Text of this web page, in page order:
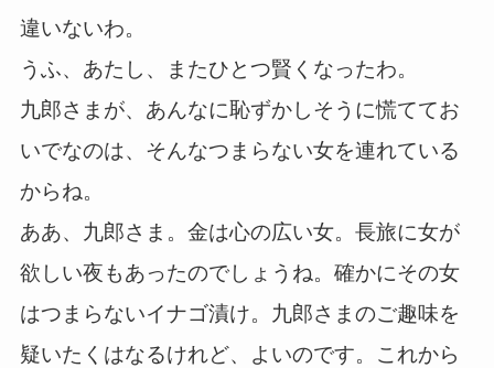
違いないわ。
うふ、あたし、またひとつ賢くなったわ。
九郎さまが、あんなに恥ずかしそうに慌ててお
いでなのは、そんなつまらない女を連れている
からね。
ああ、九郎さま。金は心の広い女。長旅に女が
欲しい夜もあったのでしょうね。確かにその女
はつまらないイナゴ漬け。九郎さまのご趣味を
疑いたくはなるけれど、よいのです。これから